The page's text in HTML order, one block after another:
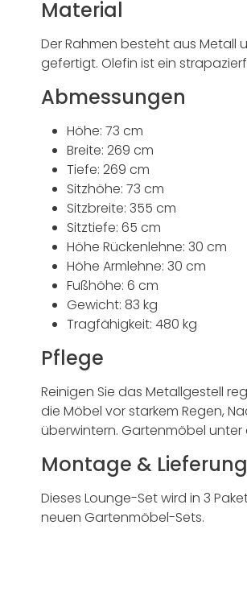
Material
Der Rahmen besteht aus Metall
gefertigt. Olefin ist ein
Abmessungen
Höhe: 73 cm
Breite: 269 cm
Tiefe: 269 cm
Sitzhöhe: 73 cm
Sitzbreite: 355 cm
Sitztiefe: 65 cm
Höhe Rückenlehne: 30 cm
Höhe Armlehne: 30 cm
Fußhöhe: 6 cm
Gewicht: 83 kg
Tragfähigkeit: 480 kg
Pflege
Reinigen Sie das Metallgestell
die Möbel vor starkem Regen,
überwintern. Gartenmöbel
Montage & Lieferung
Dieses Lounge-Set wird in 3
neuen Gartenmöbel-Sets.